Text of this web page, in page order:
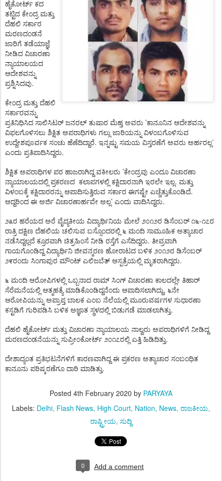
ಹೈಕೋರ್ಟ್ ಕದ
ತಟ್ಟಿದ ಕೇಂದ್ರ ಮತ್ತು
ದೆಹಲಿ ಸರ್ಕಾರ
ಮರಣದಂಡನೆ
ಜಾರಿಗೆ ತಡೆಯಾಜ್ಞೆ
ನೀಡಿದ ವಿಚಾರಣಾ
ನ್ಯಾಯಾಲಯದ
ಆದೇಶವನ್ನು
ಪ್ರಶ್ನಿಸಿದವು.
ಕೇಂದ್ರ ಮತ್ತು ದೆಹಲಿ
ಸರ್ಕಾರವನ್ನು
ಪ್ರತಿನಿಧಿಸಿದ ಸಾಲಿಸಿಟರ್ ಜನರಲ್ ತುಷಾರ ಮೆಹ್ತ ಅವರು ’ಕಾನೂನಿನ ಆದೇಶವನ್ನು
ವಿಫಲಗೊಳಿಸಲು ಶಿಕ್ಷಿತ ಅಪರಾಧಿಗಳು ಗಲ್ಲು ಜಾರಿಯನ್ನು ವಿಳಂಬಗೊಳಿಸುವ
ಉದ್ದೇಶಪೂರ್ವಕ ಸಂಚು ಹೆಣೆದಿದ್ದಾರೆ. ಇನ್ನಷ್ಟು ಸಮಯ ವಿಸ್ತರಣೆಗೆ ಅವರು ಅರ್ಹರಲ್ಲ’
ಎಂದು ಪ್ರತಿಪಾದಿಸಿದ್ದರು.
ಶಿಕ್ಷಿತ ಅಪರಾಧಿಗಳ ಪರ ಹಾಜರಾಗಿದ್ದ ವಕೀಲರು ’ಕೇಂದ್ರವು ಎಂದೂ ವಿಚಾರಣಾ
ನ್ಯಾಯಾಲಯದಲ್ಲಿ ಪ್ರಕರಣದ ಕಲಾಪಗಳಲ್ಲಿ ಕಕ್ಷಿದಾರನಾಗಿ ಇರಲೇ ಇಲ್ಲ. ಮತ್ತು
ವಿಳಂಬಕ್ಕೆ ಕಕ್ಷಿದಾರರನ್ನು ಆಪಾದಿಸುತ್ತಿರುವ ಸರ್ಕಾರ ಈಗಷ್ಟೇ ಎಚ್ಚೆತ್ತುಕೊಂಡಿದೆ.
ಆದ್ದರಿಂದ ಈ ಅರ್ಜಿ ವಿಚಾರಣಾರ್ಹವೇ ಅಲ್ಲ’ ಎಂದು ವಾದಿಸಿದ್ದರು.
೨೩ರ ಹರೆಯದ ಅರೆ ವೈದ್ಯಕೀಯ ವಿದ್ಯಾರ್ಥಿನಿಯ ಮೇಲೆ ೨೦೧೨ರ ಡಿಸೆಂಬರ್ ೧೬-೧೭ರ
ರಾತ್ರಿ ದಕ್ಷಿಣ ದೆಹಲಿಯ ಚಲಿಸುವ ಬಸ್ಸೊಂದರಲ್ಲಿ ೬ ಮಂದಿ ಸಾಮೂಹಿಕ ಅತ್ಯಾಚಾರ
ನಡೆಸಿದ್ದಲ್ಲದೆ ಕ್ರೂರವಾಗಿ ಚಿತ್ರಹಿಂಸೆ ನೀಡಿ ರಸ್ತೆಗೆ ಎಸೆದಿದ್ದರು. ತೀವ್ರವಾಗಿ
ಗಾಯಗೊಂಡಿದ್ದ ವಿದ್ಯಾರ್ಥಿನಿ ಜೀವನ್ಮರಣ ಹೋರಾಟದ ಬಳಿಕ ೨೦೧೨ರ ಡಿಸೆಂಬರ್
೨೯ರಂದು ಸಿಂಗಾಪುರ ಮೌಂಟ್ ಎಲಿಜಬೆತ್ ಆಸ್ಪತ್ರೆಯಲ್ಲಿ ಮೃತರಾಗಿದ್ದರು.
೬ ಮಂದಿ ಆರೋಪಿಗಳಲ್ಲಿ ಒಬ್ಬನಾದ ರಾಮ್ ಸಿಂಗ್ ವಿಚಾರಣಾ ಕಾಲದಲ್ಲೇ ತಿಹಾರ್
ಸೆರೆಮನೆಯಲ್ಲಿ ಆತ್ಮಹತ್ಯೆ ಮಾಡಿಕೊಂಡಿದ್ದನೆಂದು ಆಪಾದಿಸಲಾಗಿದ್ದು, ೬ನೇ
ಆರೋಪಿಯನ್ನು ಅಪ್ರಾಪ್ತ ಬಾಲಕ ಎಂಬ ನೆಲೆಯಲ್ಲಿ ಮೂರುವರ್ಷಗಳ ಸುಧಾರಣಾ
ಕಸ್ಟಡಿಗೆ ಗುರಿಪಡಿಸಿ ಬಳಿಕ ಅಜ್ಞಾತ ಸ್ಥಳದಲ್ಲಿ ಬಿಡುಗಡೆ ಮಾಡಲಾಗಿತ್ತು.
ದೆಹಲಿ ಹೈಕೋರ್ಟ್ ಮತ್ತು ವಿಚಾರಣಾ ನ್ಯಾಯಾಲಯ ನಾಲ್ವರು ಅಪರಾಧಿಗಳಿಗೆ ನೀಡಿದ್ದ
ಮರಣದಂಡನೆಯನ್ನು ಸುಪ್ರೀಂಕೋರ್ಟ್ ೨೦೧೭ರಲ್ಲಿ ಎತ್ತಿ ಹಿಡಿದಿತ್ತು.
ದೇಶಾದ್ಯಂತ ಪ್ರತಿಭಟನೆಗಳಿಗೆ ಕಾರಣವಾಗಿದ್ದ ಈ ಪ್ರಕರಣ ಅತ್ಯಾಚಾರ ಸಂಬಂಧಿತ
ಕಾನೂನು ಪರಿಷ್ಕರಣೆಗೂ ದಾರಿ ಮಾಡಿತ್ತು.
Posted 4th February 2020 by PARYAYA
Labels: Delhi Flash News High Court Nation News ರಾಜಕೀಯ
ರಾಷ್ಟ್ರೀಯ ಸುದ್ದಿ
0 Add a comment